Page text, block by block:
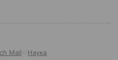
Mail Наука